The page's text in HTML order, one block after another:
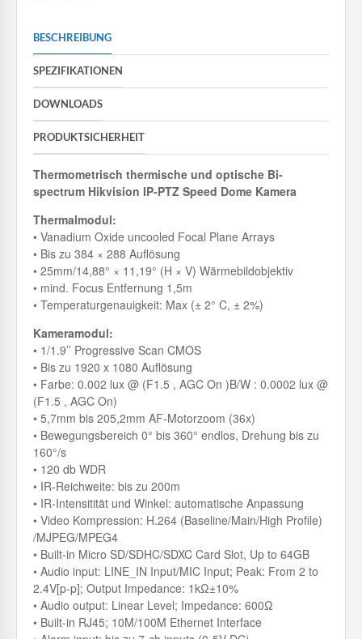
BESCHREIBUNG
SPEZIFIKATIONEN
DOWNLOADS
PRODUKTSICHERHEIT
Thermometrisch thermische und optische Bi-
spectrum Hikvision IP-PTZ Speed Dome Kamera
Thermalmodul:
• Vanadium Oxide uncooled Focal Plane Arrays
• Bis zu 384 × 288 Auflösung
• 25mm/14,88° × 11,19° (H × V) Wärmebildobjektiv
• mind. Focus Entfernung 1,5m
• Temperaturgenauigkeit: Max (± 2° C, ± 2%)
Kameramodul:
• 1/1.9’’ Progressive Scan CMOS
• Bis zu 1920 x 1080 Auflösung
• Farbe: 0.002 lux @ (F1.5 , AGC On )B/W : 0.0002 lux @
(F1.5 , AGC On)
• 5,7mm bis 205,2mm AF-Motorzoom (36x)
• Bewegungsbereich 0° bis 360° endlos, Drehung bis zu
160°/s
• 120 db WDR
• IR-Reichweite: bis zu 200m
• IR-Intensitität und Winkel: automatische Anpassung
• Video Kompression: H.264 (Baseline/Main/High Profile)
/MJPEG/MPEG4
• Built-in Micro SD/SDHC/SDXC Card Slot, Up to 64GB
• Audio input: LINE_IN Input/MIC Input; Peak: From 2 to
2.4V[p-p]; Output Impedance: 1kΩ±10%
• Audio output: Linear Level; Impedance: 600Ω
• Built-in RJ45; 10M/100M Ethernet Interface